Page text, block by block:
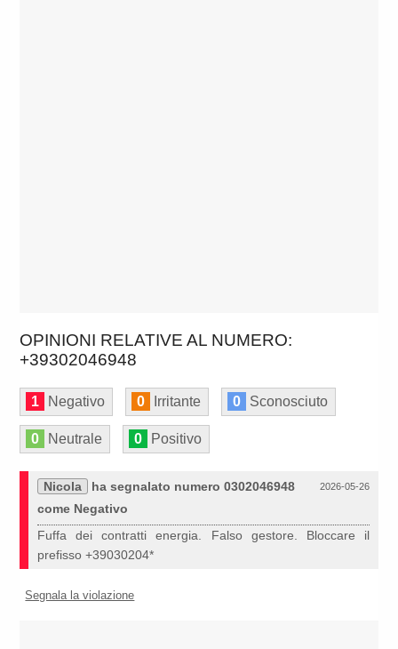
OPINIONI RELATIVE AL NUMERO:
+39302046948
1 Negativo 0 Irritante 0 Sconosciuto
0 Neutrale 0 Positivo
2026-05-26
Nicola
ha segnalato numero 0302046948
come Negativo
Fuffa dei contratti energia. Falso gestore. Bloccare il
prefisso +39030204*
Segnala la violazione